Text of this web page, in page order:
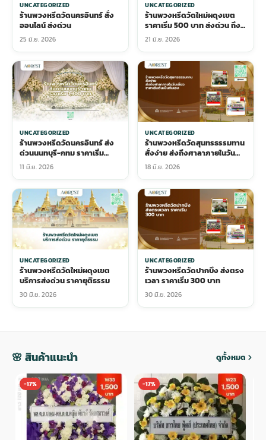
UNCATEGORIZED
ร้านพวงหรีดวัดนครอินทร์ สั่ง
ออนไลน์ ส่งด่วน
25 มิ.ย. 2026
UNCATEGORIZED
ร้านพวงหรีดวัดใหม่ผดุงเขต
ราคาเริ่ม 500 บาท ส่งด่วน ถึง
วัดก่อนพิธี
21 มิ.ย. 2026
UNCATEGORIZED
ร้านพวงหรีดวัดนครอินทร์ ส่ง
ด่วนนนทบุรี-กทม ราคาเริ่ม
1,300 บาท
11 มิ.ย. 2026
UNCATEGORIZED
ร้านพวงหรีดวัดสุนทรธรรมทาน
สั่งง่าย ส่งถึงศาลาภายในวัน
เดียว ราคาเริ่มต้นเป็นกันเอง
18 มิ.ย. 2026
UNCATEGORIZED
ร้านพวงหรีดวัดใหม่ผดุงเขต
บริการส่งด่วน ราคายุติธรรม
30 มิ.ย. 2026
UNCATEGORIZED
ร้านพวงหรีดวัดปากบึง ส่งตรง
เวลา ราคาเริ่ม 300 บาท
30 มิ.ย. 2026
🌸 สินค้าแนะนำ ดูทั้งหมด
-17% -17%